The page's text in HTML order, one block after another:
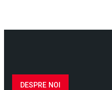
DESPRE NOI